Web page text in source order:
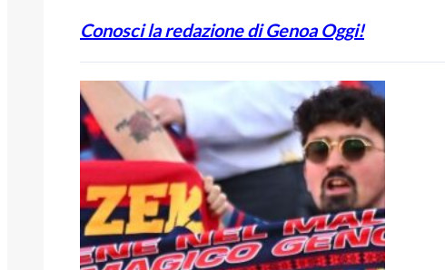
Conosci la redazione di Genoa Oggi!